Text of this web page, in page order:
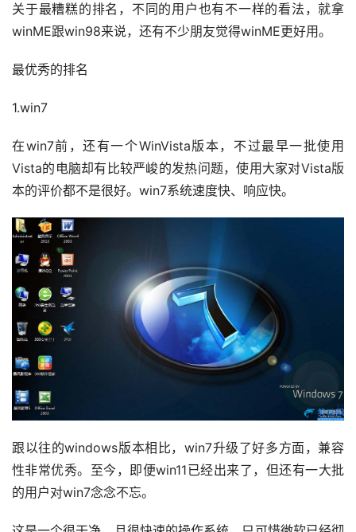
关于最糟糕的排名，不同的用户也有不一样的看法，就拿
winME跟win98来说，还有不少朋友觉得winME更好用。
最优秀的排名
1.win7
在win7前，还有一个WinVista版本，不过最早一批使用
Vista的电脑却有比较严峻的发热问题，使用大家对Vista版
本的评价都不是很好。win7系统速度快、响应快。
跟以往的windows版本相比，win7升级了好多方面，兼容
性非常优秀。至今，即便win11已经出来了，但还有一大批
的用户对win7念念不忘。